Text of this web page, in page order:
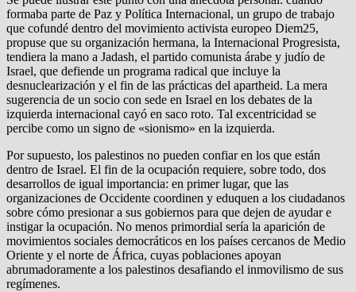
formaba parte de Paz y Política Internacional, un grupo de trabajo
que cofundé dentro del movimiento activista europeo Diem25,
propuse que su organización hermana, la Internacional Progresista,
tendiera la mano a Jadash, el partido comunista árabe y judío de
Israel, que defiende un programa radical que incluye la
desnuclearización y el fin de las prácticas del apartheid. La mera
sugerencia de un socio con sede en Israel en los debates de la
izquierda internacional cayó en saco roto. Tal excentricidad se
percibe como un signo de «sionismo» en la izquierda.
Por supuesto, los palestinos no pueden confiar en los que están
dentro de Israel. El fin de la ocupación requiere, sobre todo, dos
desarrollos de igual importancia: en primer lugar, que las
organizaciones de Occidente coordinen y eduquen a los ciudadanos
sobre cómo presionar a sus gobiernos para que dejen de ayudar e
instigar la ocupación. No menos primordial sería la aparición de
movimientos sociales democráticos en los países cercanos de Medio
Oriente y el norte de África, cuyas poblaciones apoyan
abrumadoramente a los palestinos desafiando el inmovilismo de sus
regímenes.